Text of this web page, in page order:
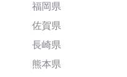
福岡県
佐賀県
長崎県
熊本県